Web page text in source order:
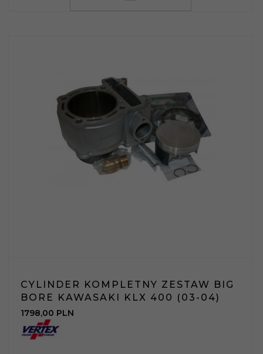
CYLINDER KOMPLETNY ZESTAW BIG
BORE KAWASAKI KLX 400 (03-04)
1798,00 PLN